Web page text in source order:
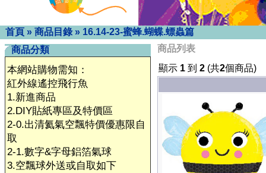
首頁 » 商品目錄 » 16.14-23-蜜蜂.蝴蝶.螵蟲篇
商品分類
本網站購物需知：
紅外線遙控飛行魚
1.新進商品
2.DIY貼紙專區及特價區
2-0.出清氦氣空飄特價優惠限自
取
2-1.數字&字母鋁箔氣球
3.空飄球外送或自取如下
商品列表
顯示 1 到 2 (共2個商品)